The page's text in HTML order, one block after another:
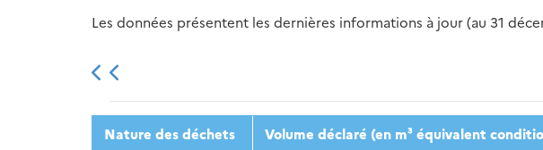
Les données présentent les dernières informations à jour (au 31
2013 2014 2015 2016
Nature des déchets Volume déclaré (en m³ équivalent